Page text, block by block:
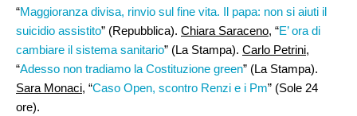
“Maggioranza divisa, rinvio sul fine vita. Il papa: non si aiuti il
suicidio assistito” (Repubblica). Chiara Saraceno, “E’ ora di
cambiare il sistema sanitario” (La Stampa). Carlo Petrini,
“Adesso non tradiamo la Costituzione green” (La Stampa).
Sara Monaci, “Caso Open, scontro Renzi e i Pm” (Sole 24
ore).